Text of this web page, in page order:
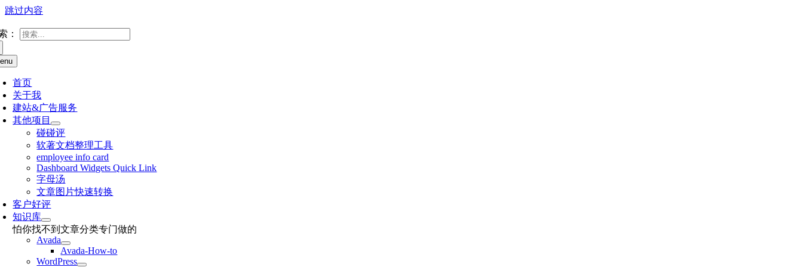
跳过内容
：
首页
关于我
建站&广告服务
其他项目
碰碰评
软著文档整理工具
employee info card
Dashboard Widgets Quick Link
字母汤
文章图片快速转换
客户好评
知识库
怕你找不到文章分类专门做的
Avada
Avada-How-to
WordPress